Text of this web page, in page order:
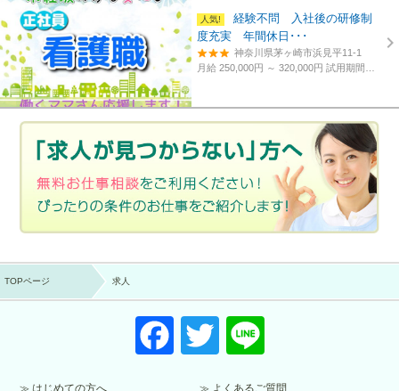
経験不問 入社後の研修制
度充実 年間休日･･･
神奈川県茅ヶ崎市浜見平11-1
月給 250,000円 ～ 320,000円試用期間あり。3カ月～4カ月。
TOPページ 求人
F
a
T
wi
はじめての方へ よくあるご質問